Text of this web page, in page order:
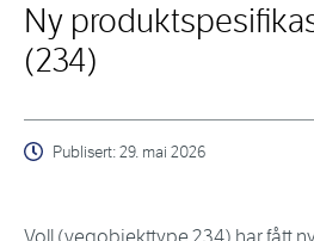
Ny
(234)
Publisert:29. mai 2026